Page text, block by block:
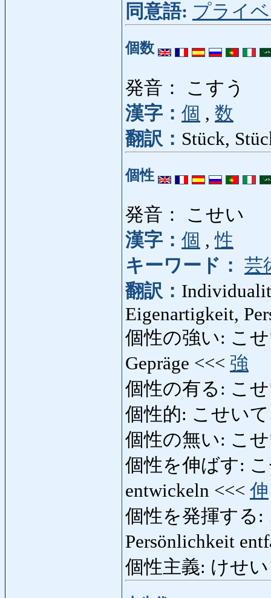
同意語: プライ
個数
発音： こすう
漢字： 個 , 数
翻訳： Stück,
個性
発音： こせい
漢字： 個 ,性
キーワード： 芸
翻訳：
Eigenartigkeit,
個性の強い: こ
Gepräge <<< 強
個性の有る: こ
個性的: こせい
個性の無い: こ
個性を伸ばす:
entwickeln <<< 伸
個性を発揮する:
Persönlichkeit
個性主義: けせ